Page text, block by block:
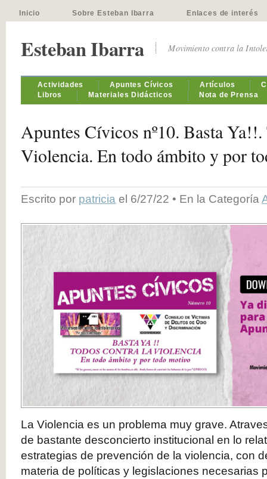
Inicio Sobre Esteban Ibarra Enlaces de interés
Esteban Ibarra Movimiento contra la
Actividades Apuntes Cívicos Artículos
Libros
Materiales Didácticos Nota de Prensa
Apuntes Cívicos nº10. Basta
Violencia. En todo ámbito y por
Escrito por patricia el 6/27/22 • En la Categoría
La Violencia es un problema muy grave.
de bastante desconcierto institucional en lo
estrategias de prevención de la violencia, con
materia de políticas y legislaciones necesarias